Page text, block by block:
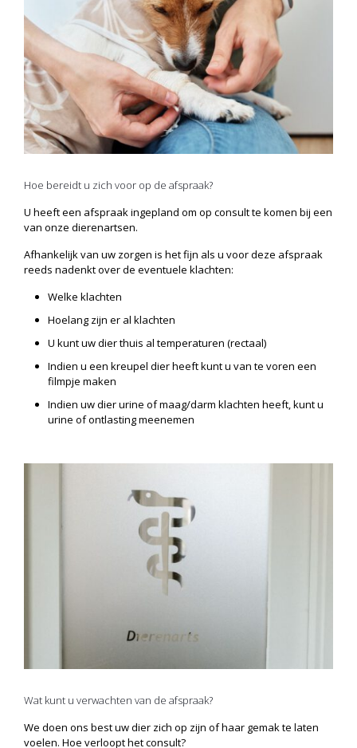
Hoe bereidt u zich voor op de afspraak?
U heeft een afspraak ingepland om op consult te komen bij een
van onze dierenartsen.
Afhankelijk van uw zorgen is het fijn als u voor deze afspraak
reeds nadenkt over de eventuele klachten:
Welke klachten
Hoelang zijn er al klachten
U kunt uw dier thuis al temperaturen (rectaal)
Indien u een kreupel dier heeft kunt u van te voren een
filmpje maken
Indien uw dier urine of maag/darm klachten heeft, kunt u
urine of ontlasting meenemen
Wat kunt u verwachten van de afspraak?
We doen ons best uw dier zich op zijn of haar gemak te laten
voelen. Hoe verloopt het consult?